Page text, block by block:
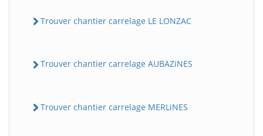
Trouver chantier carrelage LE LONZAC
Trouver chantier carrelage AUBAZiNES
Trouver chantier carrelage MERLiNES